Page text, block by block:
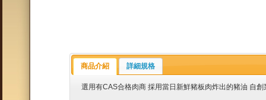
商品介紹 詳細規格
選用有CAS合格肉商 採用當日新鮮豬板肉炸出的豬油 自